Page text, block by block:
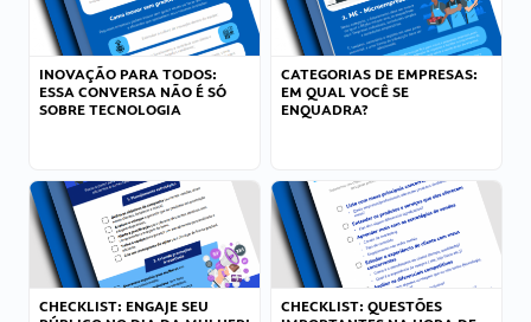
INOVAÇÃO PARA TODOS:
ESSA CONVERSA NÃO É SÓ
SOBRE TECNOLOGIA
CATEGORIAS DE EMPRESAS:
EM QUAL VOCÊ SE
ENQUADRA?
CHECKLIST: ENGAJE SEU
CHECKLIST: QUESTÕES